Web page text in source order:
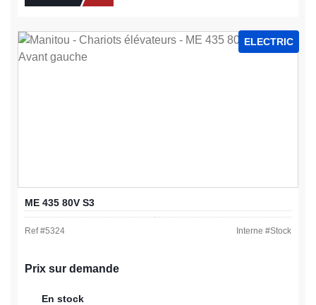
ELECTRIC
ME 435 80V S3
Ref #5324 Interne #Stock
Prix sur demande
En stock